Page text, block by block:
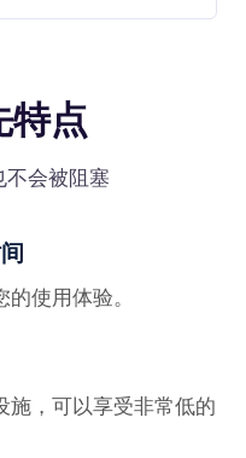
特点
不会被阻塞
使用体验。
施，可以享受非常低的